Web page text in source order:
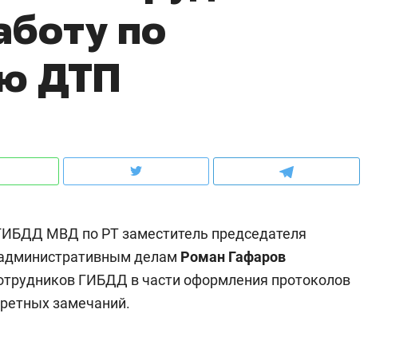
по
ДТП
МВД по РТ заместитель председателя
делам Роман Гафаров
ГИБДД в части оформления протоколов
замечаний.
налогах и развитии без кредитов
Рекомендуем Рекомендуем